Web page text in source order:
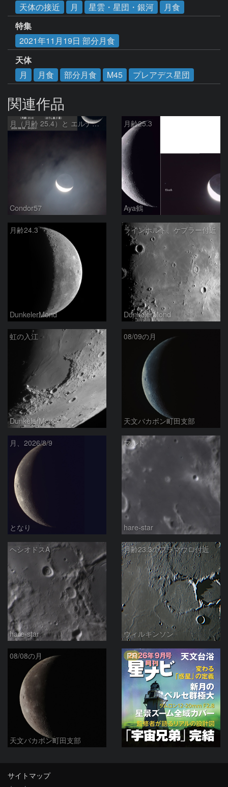
天体の接近
月 星雲・星団・銀河
月食
特集
2021年11月19日 部分月食
天体
月
月食 部分月食 M45 プレアデス星団
関連作品
月（月齢 25.4）と エルナト（おうし座β星）
Condor57
月齢25.3
Aya鶴
月齢24.3
DunkelerMond
ラインホルト、ケプラー付近
DunkelerMond
虹の入江
DunkelerMond
08/09の月
天文バカボン町田支部
月、2026/8/9
となり
マルト
hare-star
ヘシオドスA
hare-star
月齢23.3のフラマウロ付近
ウィルキンソン
08/08の月
天文バカボン町田支部
PR
サイトマップ